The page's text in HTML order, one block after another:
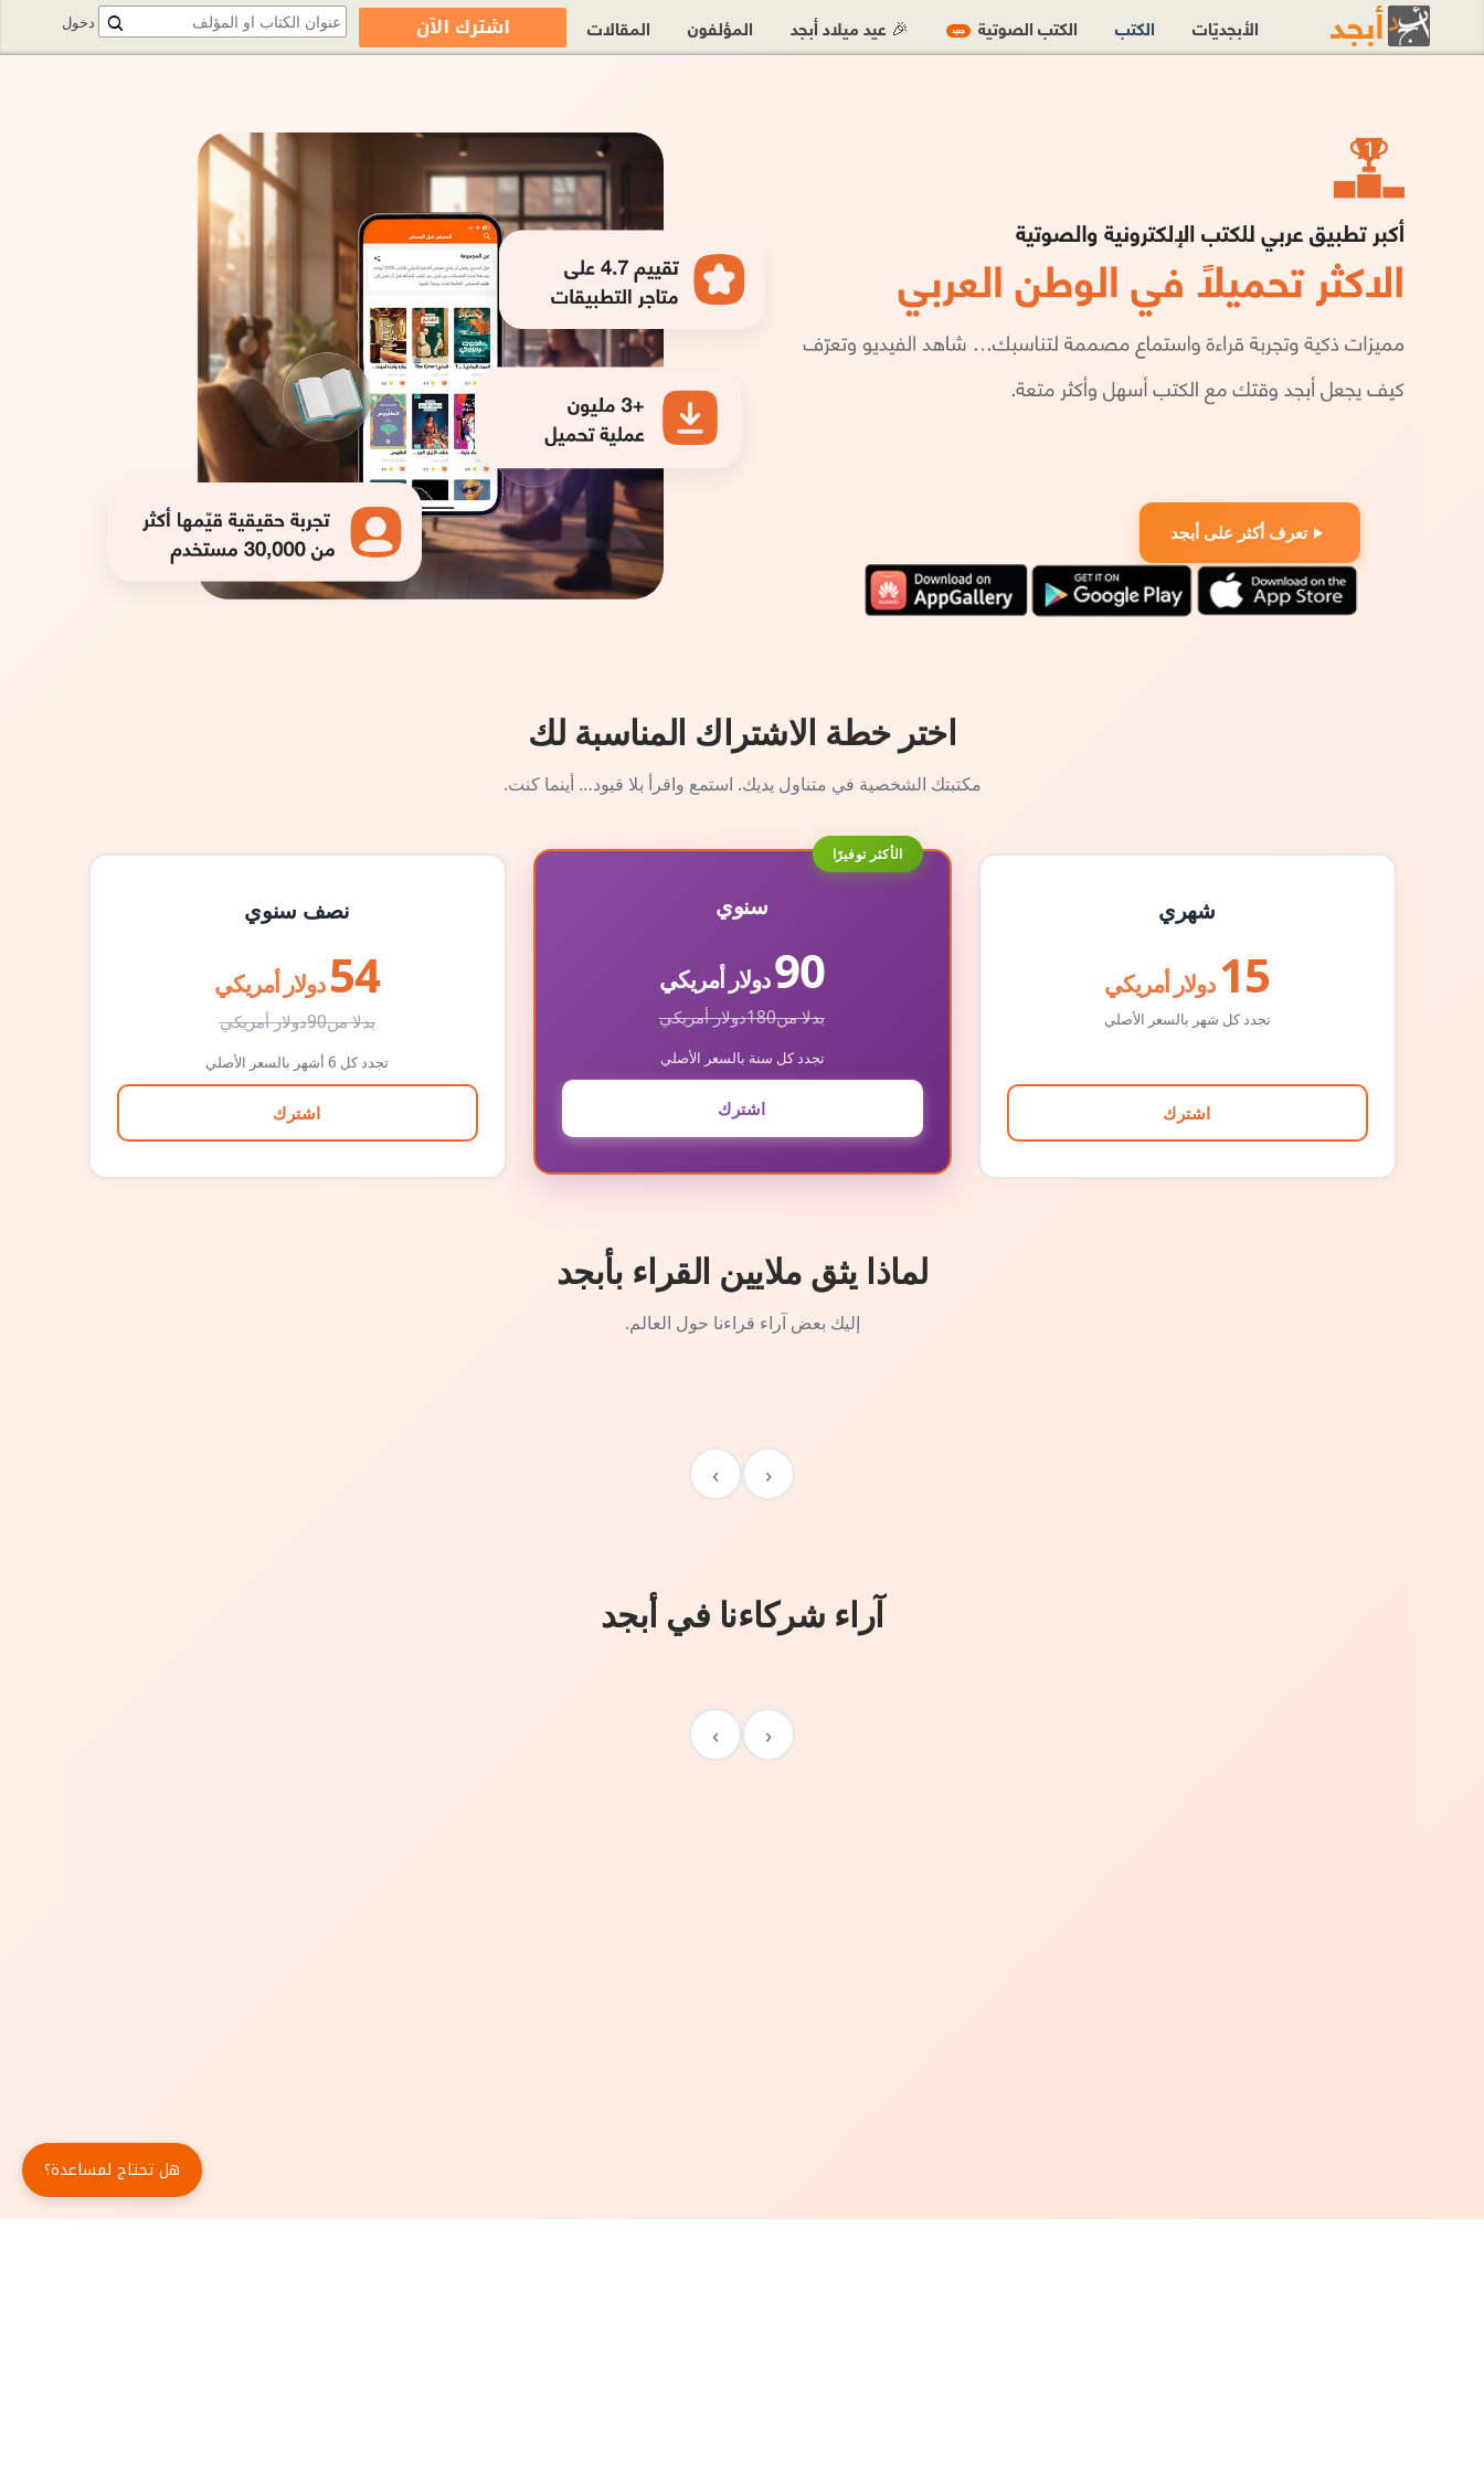
تعرف أكثر على أبجد
اختر خطة الاشتراك المناسبة لك
مكتبتك الشخصية في متناول يديك. استمع واقرأ بلا قيود… أينما كنت.
شهري
15 دولار أمريكي
تجدد كل شهر بالسعر الأصلي
اشترك
الأكثر توفيرًا
سنوي
90دولار أمريكي
بدلا من180دولار أمريكي
تجدد كل سنة بالسعر الأصلي
اشترك
نصف سنوي
54 دولار أمريكي
بدلا من90دولار أمريكي
تجدد كل 6 أشهر بالسعر الأصلي
اشترك
لماذا يثق ملايين القراء بأبجد
إليك بعض آراء قراءنا حول العالم.
‹
›
آراء شركاءنا في أبجد
‹
›
دخول الأبجديّات الكتب الكتب الصوتية جديد 🎉 عيد ميلاد أبجد المؤلفون المقالات اشترك الآن
هل تحتاج لمساعدة؟